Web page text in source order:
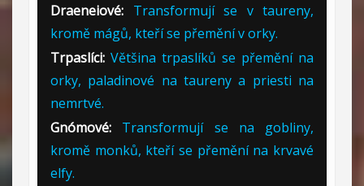
Draeneiové: Transformují se v taureny,
kromě mágů, kteří se přemění v orky.
Trpaslíci: Většina trpaslíků se přemění na
orky, paladinové na taureny a priesti na
nemrtvé.
Gnómové: Transformují se na gobliny,
kromě monků, kteří se přemění na krvavé
elfy.